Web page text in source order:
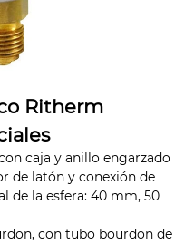
Ritherm
caja y anillo engarzado
de latón y conexión de
de la esfera: 40 mm, 50
con tubo bourdon de